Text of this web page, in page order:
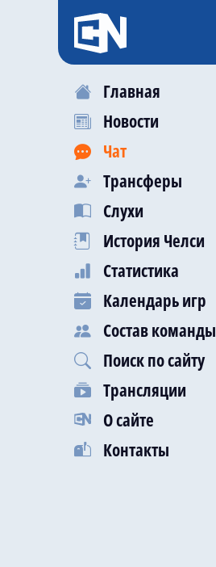
Главная
Новости
Чат
Трансферы
Слухи
История Челси
Статистика
Календарь игр
Состав команды
Поиск по сайту
Трансляции
О сайте
Контакты